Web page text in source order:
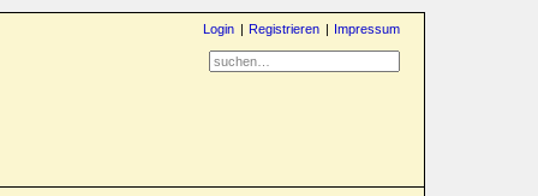
Login Registrieren Impressum